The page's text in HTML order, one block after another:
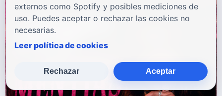
externos como Spotify y posibles mediciones de
uso. Puedes aceptar o rechazar las cookies no
necesarias.
Leer política de cookies
Rechazar Aceptar